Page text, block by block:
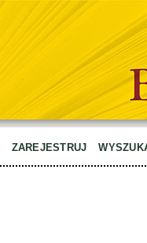
ZAREJESTRUJ